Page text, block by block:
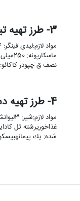
3- طرز تهیه تیرامیسو تک نفره
نصف ق چپودر کاکائو: 3 …
4- طرز تهیه دسر تل كادایف
شده: يك